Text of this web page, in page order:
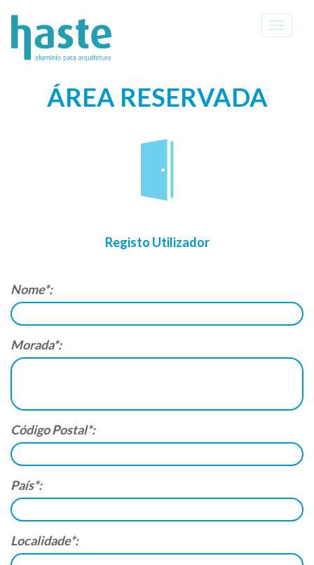
Toggle
ÁREA RESERVADA
Registo Utilizador
Nome*:
Morada*:
Código Postal*:
País*:
Localidade*: